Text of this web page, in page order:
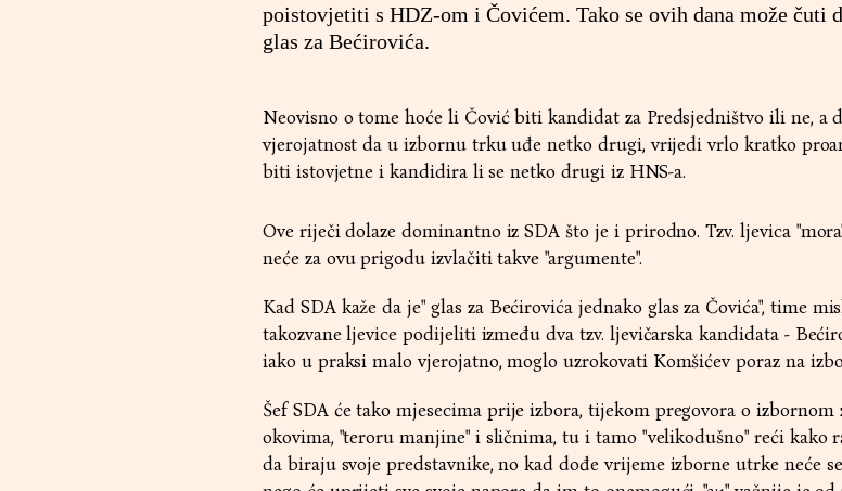
poistovjetiti s HDZ-om i Čovićem. Tako se ovih dana može čuti
glas za Bećirovića.
Neovisno o tome hoće li Čović biti kandidat za Predsjedništvo ili ne, a
vjerojatnost da u izbornu trku uđe netko drugi, vrijedi vrlo kratko
biti istovjetne i kandidira li se netko drugi iz HNS-a.
Ove riječi dolaze dominantno iz SDA što je i prirodno. Tzv. ljevica
neće za ovu prigodu izvlačiti takve "argumente".
Kad SDA kaže da je" glas za Bećirovića jednako glas za Čovića", time
takozvane ljevice podijeliti između dva tzv. ljevičarska kandidata -
iako u praksi malo vjerojatno, moglo uzrokovati Komšićev poraz na
Šef SDA će tako mjesecima prije izbora, tijekom pregovora o izbornom
okovima, "teroru manjine" i sličnima, tu i tamo "velikodušno" reći kako
da biraju svoje predstavnike, no kad dođe vrijeme izborne utrke neće